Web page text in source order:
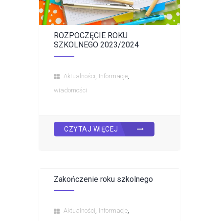
ROZPOCZĘCIE ROKU
SZKOLNEGO 2023/2024
Aktualności Informacje
wiadomości
CZYTAJ WIĘCEJ
Zakończenie roku szkolnego
Aktualności Informacje